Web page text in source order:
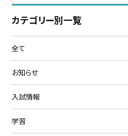
カテゴリー別一覧
全て
お知らせ
入試情報
学習